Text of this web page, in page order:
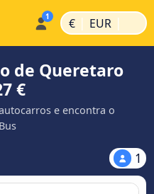
€ | EUR |
de Queretaro
€
e encontra o
1